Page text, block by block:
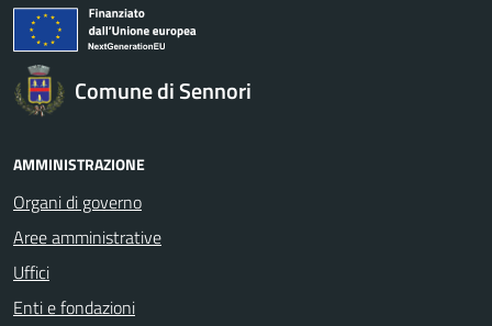
Comune di Sennori
AMMINISTRAZIONE
Organi di governo
Aree amministrative
Uffici
Enti e fondazioni